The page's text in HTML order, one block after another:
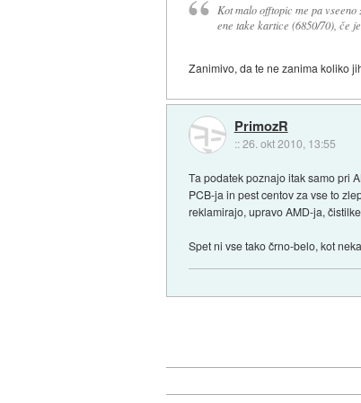
Kot malo offtopic me pa
ene take kartice (6850/70), če
Zanimivo, da te ne zanima koliko
PrimozR
::26. okt 2010, 13:55
Ta podatek poznajo itak samo pri
PCB-ja in pest centov za vse to
reklamirajo, upravo AMD-ja,
Spet ni vse tako črno-belo, kot